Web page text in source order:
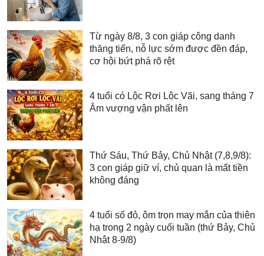
Từ ngày 8/8, 3 con giáp công danh
thăng tiến, nỗ lực sớm được đền đáp,
cơ hội bứt phá rõ rệt
4 tuổi có Lộc Rơi Lộc Vãi, sang tháng 7
Âm vượng vận phất lên
Thứ Sáu, Thứ Bảy, Chủ Nhật (7,8,9/8):
3 con giáp giữ ví, chủ quan là mất tiền
không đáng
4 tuổi số đỏ, ôm trọn may mắn của thiên
hạ trong 2 ngày cuối tuần (thứ Bảy, Chủ
Nhật 8-9/8)